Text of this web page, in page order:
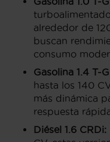
alrededor de
buscan
consumo
Gasolina 1.4 T-
hasta los 140
más dinámica
respuesta
Diésel 1.6 CRDi: